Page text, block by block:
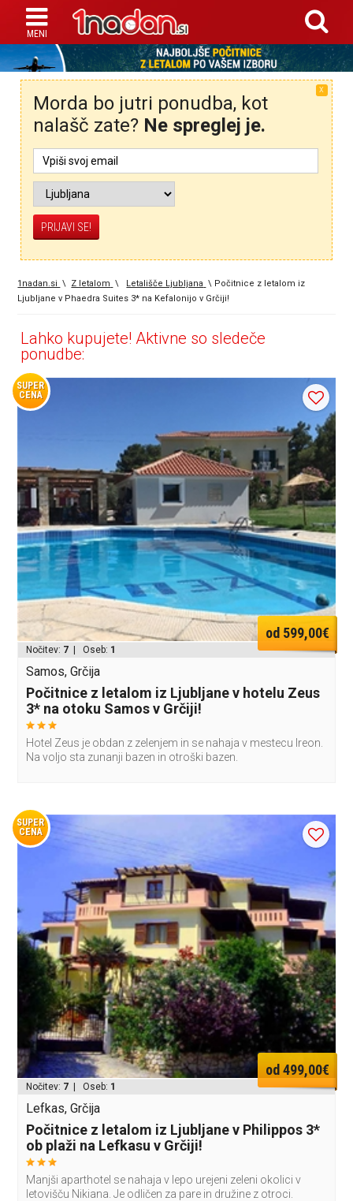
X
Morda bo jutri ponudba, kot
nalašč zate? Ne spreglej je.
1nadan.si \ Z letalom \ Letališče Ljubljana \ Počitnice z letalom iz
Ljubljane v Phaedra Suites 3* na Kefalonijo v Grčiji!
Lahko kupujete! Aktivne so sledeče
ponudbe:
SUPER
CENA
od 599,00€
Nočitev: 7 | Oseb: 1
Samos, Grčija
Počitnice z letalom iz Ljubljane v hotelu Zeus
3* na otoku Samos v Grčiji!
Hotel Zeus je obdan z zelenjem in se nahaja v mestecu Ireon.
Na voljo sta zunanji bazen in otroški bazen.
SUPER
CENA
od 499,00€
Nočitev: 7 | Oseb: 1
Lefkas, Grčija
Počitnice z letalom iz Ljubljane v Philippos 3*
ob plaži na Lefkasu v Grčiji!
Manjši aparthotel se nahaja v lepo urejeni zeleni okolici v
letovišču Nikiana. Je odličen za pare in družine z otroci.